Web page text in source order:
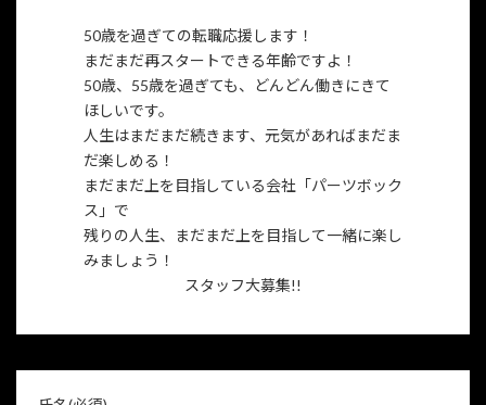
50歳を過ぎての転職応援します！
まだまだ再スタートできる年齢ですよ！
50歳、55歳を過ぎても、どんどん働きにきて
ほしいです。
人生はまだまだ続きます、元気があればまだま
だ楽しめる！
まだまだ上を目指している会社「パーツボック
ス」で
残りの人生、まだまだ上を目指して一緒に楽し
みましょう！
スタッフ大募集!!